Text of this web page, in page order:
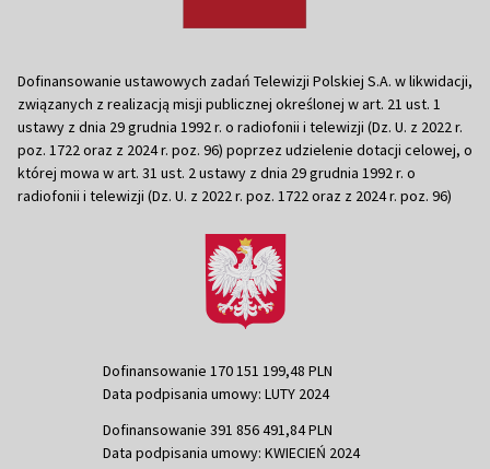
Dofinansowanie ustawowych zadań Telewizji Polskiej S.A. w likwidacji,
związanych z realizacją misji publicznej określonej w art. 21 ust. 1
ustawy z dnia 29 grudnia 1992 r. o radiofonii i telewizji (Dz. U. z 2022 r.
poz. 1722 oraz z 2024 r. poz. 96) poprzez udzielenie dotacji celowej, o
której mowa w art. 31 ust. 2 ustawy z dnia 29 grudnia 1992 r. o
radiofonii i telewizji (Dz. U. z 2022 r. poz. 1722 oraz z 2024 r. poz. 96)
Dofinansowanie 170 151 199,48 PLN
Data podpisania umowy: LUTY 2024
Dofinansowanie 391 856 491,84 PLN
Data podpisania umowy: KWIECIEŃ 2024